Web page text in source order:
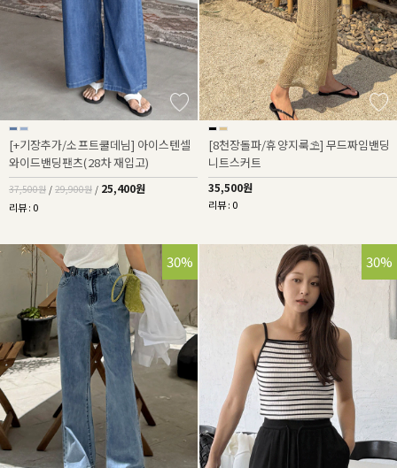
[+기장추가/소프트쿨데님] 아이스텐셀
와이드밴딩팬츠(28차 재입고)
37,500원 / 29,900원 / 25,400원
리뷰 : 0
[8천장돌파/휴양지룩⛱️] 무드짜임밴딩
니트스커트
35,500원
리뷰 : 0
30% 30%